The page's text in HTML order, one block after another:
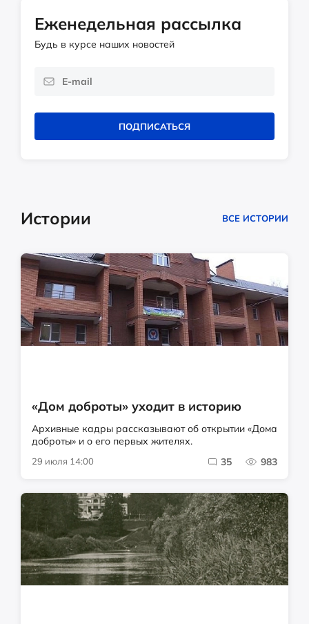
Еженедельная рассылка
Будь в курсе наших новостей
ПОДПИСАТЬСЯ
Истории ВСЕ ИСТОРИИ
«Дом доброты» уходит в историю
Архивные кадры рассказывают об открытии «Дома
доброты» и о его первых жителях.
29 июля 14:00 35 983